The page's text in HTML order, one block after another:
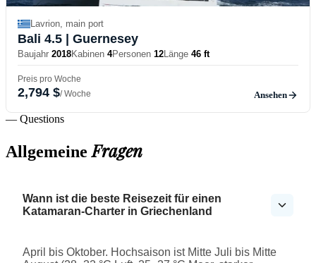
Lavrion, main port
Bali 4.5 | Guernesey
Baujahr 2018Kabinen 4Personen 12Länge 46 ft
Preis pro Woche
2,794 $/ Woche Ansehen
— Questions
AllgemeineFragen
Wann ist die beste Reisezeit für einen
Katamaran-Charter in Griechenland
April bis Oktober. Hochsaison ist Mitte Juli bis Mitte